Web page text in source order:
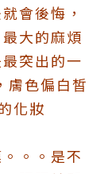
會後悔，
大的麻煩
突出的一
膚色偏白皙
化妝
。。是不